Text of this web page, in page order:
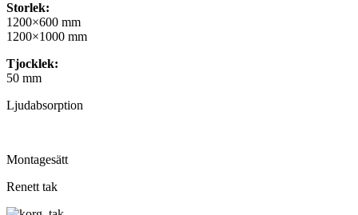
Storlek:
1200×600 mm
1200×1000 mm
Tjocklek:
50 mm
Ljudabsorption
Montagesätt
Renett tak